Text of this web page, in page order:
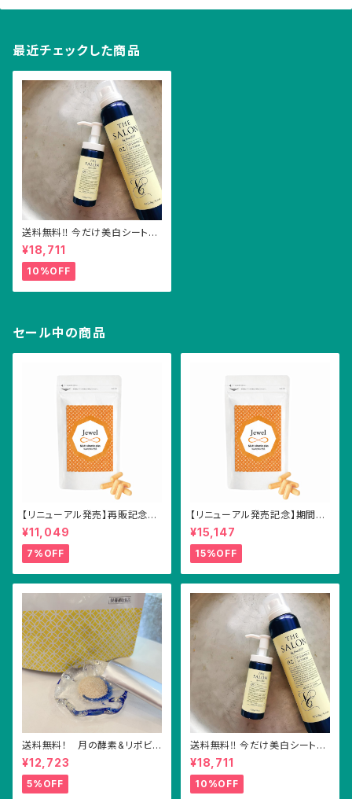
最近チェックした商品
送料無料‼︎ 今だけ美白シートマ
スク付き！医薬部外品VCNロー
ション&VCオイルセット
¥18,711
10%OFF
セール中の商品
【リニューアル発売】再販記念！
期間限定！送料無料２個セット
Jewelマルチビタミン
¥11,049
7%OFF
【リニューアル発売記念】期間限
定！数量限定！送料無料！特別価
格！Jewelマルチビタミン
¥15,147
15%OFF
送料無料！ 月の酵素&リポビタ
Cセット
¥12,723
5%OFF
送料無料‼︎ 今だけ美白シートマ
スク付き！医薬部外品VCNロー
ション&VCオイルセット
¥18,711
10%OFF